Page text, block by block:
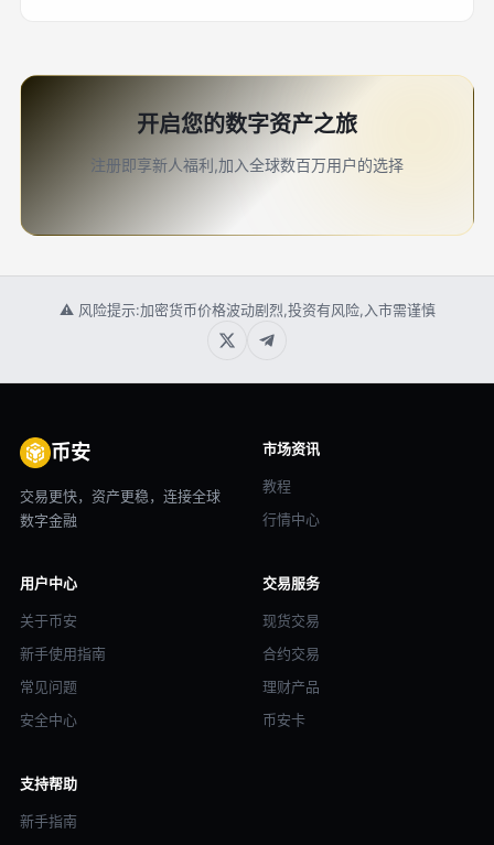
开启您的数字资产之旅
注册即享新人福利,加入全球数百万用户的选择
⚠ 风险提示:加密货币价格波动剧烈,投资有风险,入市需谨慎
币安
交易更快，资产更稳，连接全球
数字金融
市场资讯
教程
行情中心
用户中心
关于币安
新手使用指南
常见问题
安全中心
交易服务
现货交易
合约交易
理财产品
币安卡
支持帮助
新手指南